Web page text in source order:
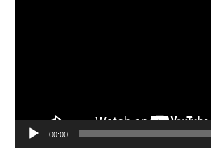
00:00